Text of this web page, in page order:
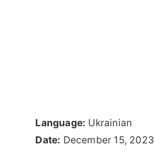
Language: Ukrainian
Date: December 15, 2023